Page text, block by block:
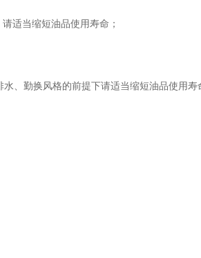
适当缩短油品使用寿命；
、勤换风格的前提下请适当缩短油品使用寿